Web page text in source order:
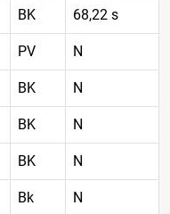
BK 68,22 s
PV N
BK N
BK N
BK N
Bk N